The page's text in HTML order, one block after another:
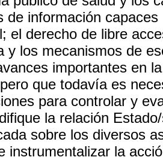
de información
el derecho de libre
y los mecanismos de
importantes en
que todavía es
para controlar y
la relación
sobre los diversos
instrumentalizar la